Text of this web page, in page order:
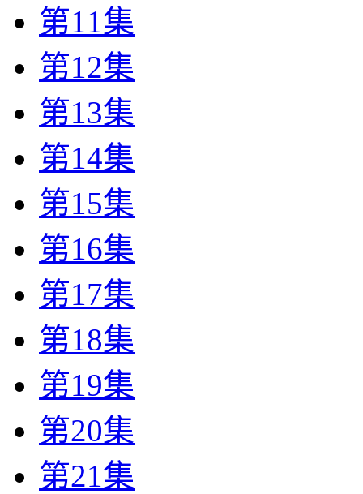
第11集
第12集
第13集
第14集
第15集
第16集
第17集
第18集
第19集
第20集
第21集